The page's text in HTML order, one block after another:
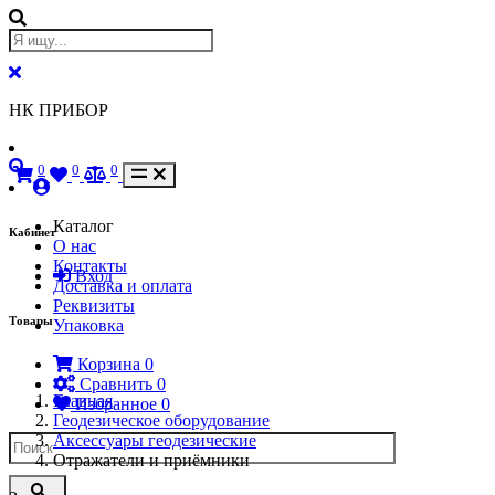
НК ПРИБОР
Кабинет
Вход
Товары
Корзина 0
Сравнить 0
Избранное 0
0 0 0
Каталог
О нас
Контакты
Доставка и оплата
Реквизиты
Упаковка
Главная
Геодезическое оборудование
Аксессуары геодезические
Отражатели и приёмники